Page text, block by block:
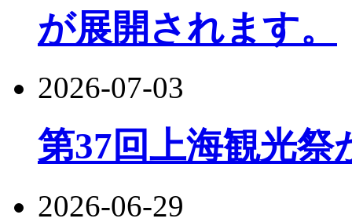
が展開されます。
2026-07-03
第37回上海観光祭
2026-06-29